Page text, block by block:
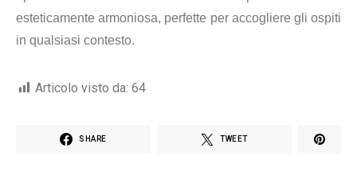
esteticamente armoniosa, perfette per accogliere gli ospiti
in qualsiasi contesto.
Articolo visto da: 64
SHARE TWEET